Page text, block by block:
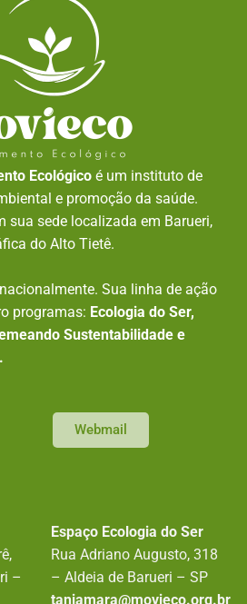
Ecológico é um instituto de
e promoção da saúde.
sua sede localizada em Barueri,
do Alto Tietê.
Sua linha de ação
programas: Ecologia do Ser,
Sustentabilidade e
Webmail
–
Espaço Ecologia do Ser
Rua Adriano Augusto, 318
– Aldeia de Barueri – SP
taniamara@movieco.org.br